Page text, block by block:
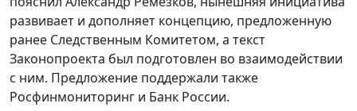
развивает и дополняет концепцию, предложенную
ранее Следственным Комитетом, а текст
Законопроекта был подготовлен во взаимодействии
с ним. Предложение поддержали также
Росфинмониторинг и Банк России.